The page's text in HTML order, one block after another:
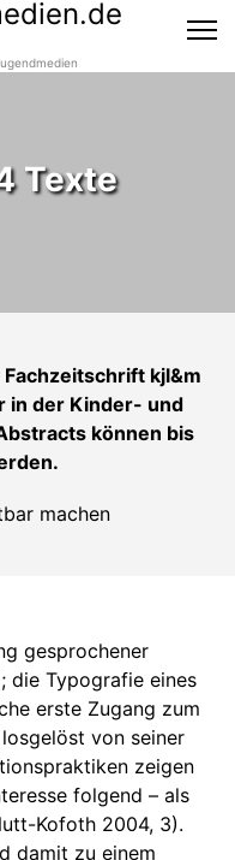
Texte
kjl&m
in der Kinder- und
können bis
gesprochener
die Typografie eines
erste Zugang zum
von seiner
zeigen
folgend – als
Kofoth 2004, 3).
damit zu einem